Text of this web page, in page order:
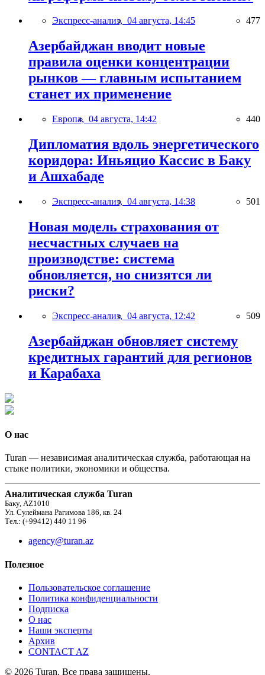
Экспресс-анализ, 04 августа, 14:45 477
Азербайджан вводит новые
правила оценки концентрации
рынков — главным испытанием
станет их применение
Европа, 04 августа, 14:42 440
Дипломатия вдоль энергетического
коридора: Иньяцио Кассис в Баку
и Ашхабаде
Экспресс-анализ, 04 августа, 14:38 501
Новая модель страхования от
несчастных случаев на
производстве: система
обновляется, но снизятся ли
риски?
Экспресс-анализ, 04 августа, 12:42 509
Азербайджан обновляет систему
кредитных гарантий для регионов
и Карабаха
О нас
Turan — независимая аналитическая служба, работающая на
стыке политики, экономики и общества.
Аналитическая служба Turan
Баку, AZ1010
Ул. Сулеймана Рагимова 186, кв. 24
Тел.: (+99412) 440 11 96
agency@turan.az
Полезное
Пользовательское соглашение
Политика конфиденциальности
Подписка
О нас
Наши эксперты
Архив
CONTACT AZ
© 2026 Turan. Все права защищены.